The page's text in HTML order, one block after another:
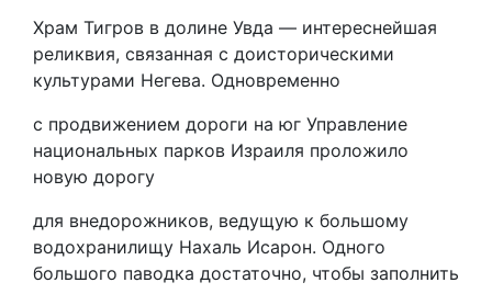
Храм Тигров в долине Увда — интереснейшая
реликвия, связанная с доисторическими
культурами Негева. Одновременно
с продвижением дороги на юг Управление
национальных парков Израиля проложило
новую дорогу
для внедорожников, ведущую к большому
водохранилищу Нахаль Исарон. Одного
большого паводка достаточно, чтобы заполнить